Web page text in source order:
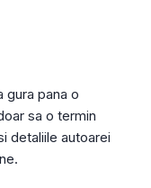
gura pana o
sa o termin
detaliile autoarei